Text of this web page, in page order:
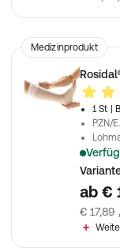
Medizinprodukt
1 St
|
PZN/
Zum
ab €
€ 17,89